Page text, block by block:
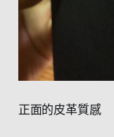
正面的皮革質感